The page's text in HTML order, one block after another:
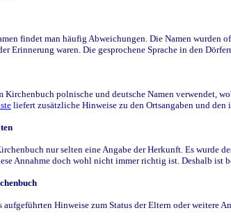
findet man häufig Abweichungen. Die Namen wurden
Erinnerung waren. Die gesprochene Sprache in den
Kirchenbuch polnische und deutsche Namen verwendet,
liefert zusätzliche Hinweise zu den Ortsangaben und
nur selten eine Angabe der Herkunft. Es wurde
Annahme doch wohl nicht immer richtig ist. Deshalb ist
Hinweise zum Status der Eltern oder weitere